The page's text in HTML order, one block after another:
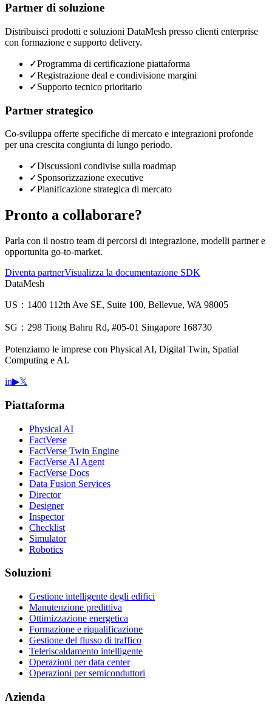
Partner di soluzione
Distribuisci prodotti e soluzioni DataMesh presso clienti enterprise
con formazione e supporto delivery.
✓Programma di certificazione piattaforma
✓Registrazione deal e condivisione margini
✓Supporto tecnico prioritario
Partner strategico
Co-sviluppa offerte specifiche di mercato e integrazioni profonde
per una crescita congiunta di lungo periodo.
✓Discussioni condivise sulla roadmap
✓Sponsorizzazione executive
✓Pianificazione strategica di mercato
Pronto a collaborare?
Parla con il nostro team di percorsi di integrazione, modelli partner e
opportunita go-to-market.
Diventa partnerVisualizza la documentazione SDK
DataMesh
US：1400 112th Ave SE, Suite 100, Bellevue, WA 98005
SG：298 Tiong Bahru Rd, #05-01 Singapore 168730
Potenziamo le imprese con Physical AI, Digital Twin, Spatial
Computing e AI.
in▶𝕏
Piattaforma
Physical AI
FactVerse
FactVerse Twin Engine
FactVerse AI Agent
FactVerse Docs
Data Fusion Services
Director
Designer
Inspector
Checklist
Simulator
Robotics
Soluzioni
Gestione intelligente degli edifici
Manutenzione predittiva
Ottimizzazione energetica
Formazione e riqualificazione
Gestione del flusso di traffico
Teleriscaldamento intelligente
Operazioni per data center
Operazioni per semiconduttori
Azienda